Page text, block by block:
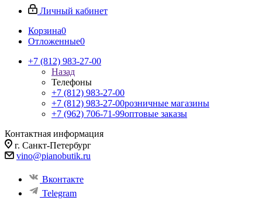
Личный кабинет
Корзина0
Отложенные0
+7 (812) 983-27-00
Назад
Телефоны
+7 (812) 983-27-00
+7 (812) 983-27-00розничные магазины
+7 (962) 706-71-99оптовые заказы
Контактная информация
г. Санкт-Петербург
vino@pianobutik.ru
Вконтакте
Telegram